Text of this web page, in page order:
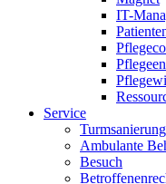
IT-
Service
Turmsanierung
Ambulante
Besuch